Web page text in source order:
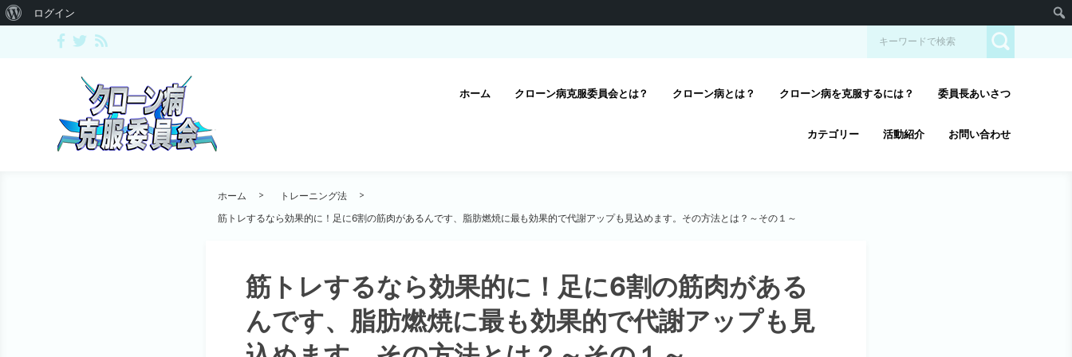
ホーム クローン病克服委員会とは？ クローン病とは？ クローン病を克服するには？ 委員長あいさつ
カテゴリー 活動紹介 お問い合わせ
ホーム
トレーニング法
筋トレするなら効果的に！足に6割の筋肉があるんです、脂肪燃焼に最も効果的で代謝アップも見込めます。その方法とは？～その１～
筋トレするなら効果的に！足に6割の筋肉がある
んです、脂肪燃焼に最も効果的で代謝アップも見
ログイン